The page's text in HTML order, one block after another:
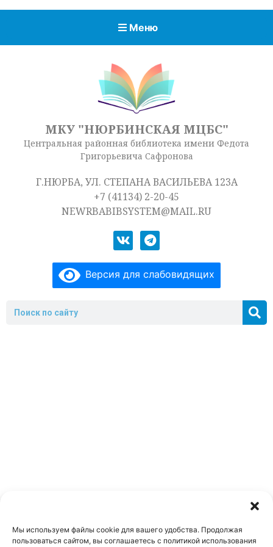
Мы используем файлы cookie для вашего удобства. Продолжая
пользоваться сайтом, вы соглашаетесь с политикой использования
Меню
МКУ "НЮРБИНСКАЯ МЦБС"
Центральная районная библиотека имени Федота
Григорьевича Сафронова
Г.НЮРБА, УЛ. СТЕПАНА ВАСИЛЬЕВА 123А
+7 (41134) 2-20-45
NEWRBABIBSYSTEM@MAIL.RU
Версия для слабовидящих